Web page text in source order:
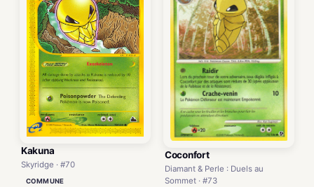
Kakuna
Skyridge · #70
COMMUNE
Coconfort
Diamant & Perle : Duels au
Sommet · #73